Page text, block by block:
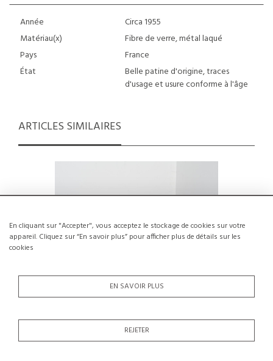
En cliquant sur "Accepter", vous acceptez le stockage de cookies sur votre
appareil. Cliquez sur “En savoir plus” pour afficher plus de détails sur les
cookies
EN SAVOIR PLUS
REJETER
Année
Circa 1955
Matériau(x)
Fibre de verre, métal laqué
Pays
France
État
Belle patine d'origine, traces
d'usage et usure conforme à l'âge
ARTICLES SIMILAIRES
Tabouret Maison Regain, circa 1960